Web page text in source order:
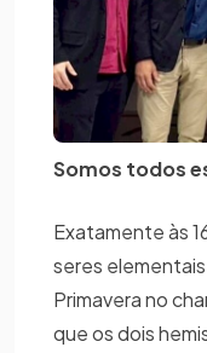
Somos todos
Exatamente às
seres
Primavera no
que os dois